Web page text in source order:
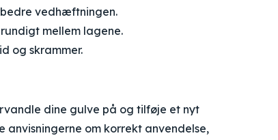
vedhæftningen.
mellem lagene.
og skrammer.
dine gulve på og tilføje et nyt
om korrekt anvendelse,